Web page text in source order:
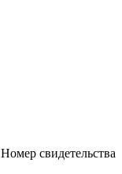
Номер свидетельства